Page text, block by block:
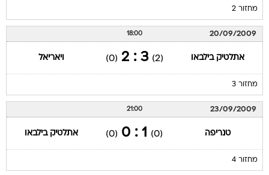
מחזור 2
20/09/2009
18:00
אתלטיק בילבאו (2)
3 : 2
(0) ויאריאל
מחזור 3
23/09/2009
21:00
טנריפה (0)
1 : 0
(0) אתלטיק בילבאו
מחזור 4